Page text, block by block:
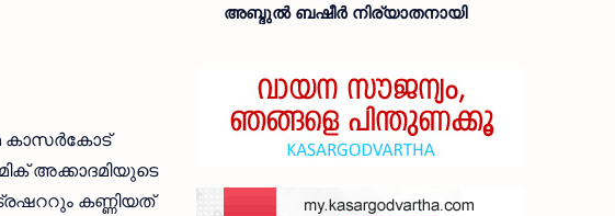
കാസര്‍കോട്
അക്കാദമിയുടെ
കണ്ണിയത്
അബ്ദുൽ ബഷീർ നിര്യാതനായി